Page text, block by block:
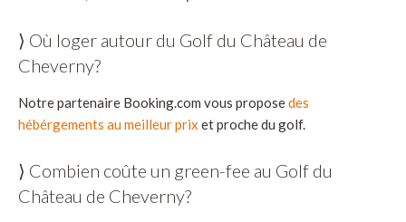
⟩ Où loger autour du Golf du Château de
Cheverny?
Notre partenaire Booking.com vous proposedes
hébérgements au meilleur prix et proche du golf.
⟩ Combien coûte un green-fee au Golf du
Château de Cheverny?